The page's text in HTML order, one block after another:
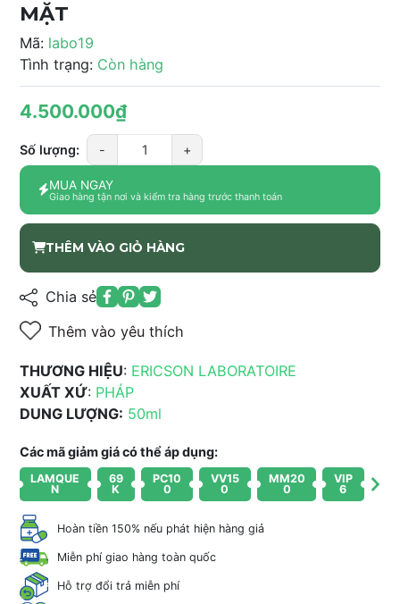
MẶT
Mã: labo19
Tình trạng: Còn hàng
4.500.000₫
Số lượng: - +
MUA NGAY
Giao hàng tận nơi và kiểm tra hàng trước thanh toán
THÊM VÀO GIỎ HÀNG
Chia sẻ
Thêm vào yêu thích
THƯƠNG HIỆU: ERICSON LABORATOIRE
XUẤT XỨ: PHÁP
DUNG LƯỢNG: 50ml
Các mã giảm giá có thể áp dụng:
LAMQUE
N
69
K
PC10
0
VV15
0
MM20
0
VIP
6
Hoàn tiền 150% nếu phát hiện hàng giả
Miễn phí giao hàng toàn quốc
Hỗ trợ đổi trả miễn phí